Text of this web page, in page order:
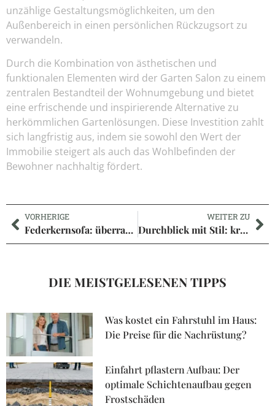
unzählige Gestaltungsmöglichkeiten, um den
Außenbereich in einen persönlichen Rückzugsort zu
verwandeln.
Durch die Kombination von ästhetischen und
funktionalen Elementen wird der Garten Salon zu einem
zentralen Bestandteil der Wohnumgebung und bietet
eine erfrischende und inspirierende Alternative zu
herkömmlichen Gartenlösungen. Diese Investition zahlt
sich langfristig aus, indem sie sowohl den Wert der
Immobilie steigert als auch das Wohlbefinden der
Bewohner nachhaltig fördert.
VORHERIGE
Federkernsofa: überraschende vor- und nachteile für dein wohnzimmerglück
WEITER ZU
Durchblick mit Stil: kreative sichtschutzideen für bodentiefe fenster
DIE MEISTGELESENEN TIPPS
Was kostet ein Fahrstuhl im Haus:
Die Preise für die Nachrüstung?
Einfahrt pflastern Aufbau: Der
optimale Schichtenaufbau gegen
Frostschäden